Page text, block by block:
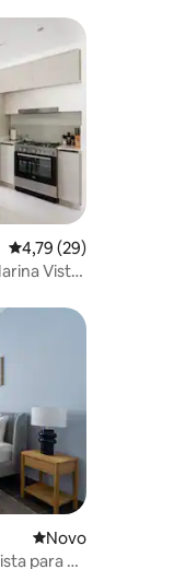
4,79 de uma
4,79 (29)
Vista
Novo lugar para
Novo
para a